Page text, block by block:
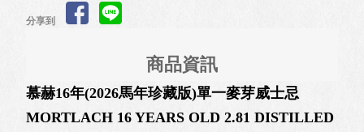
分享到
商品資訊
慕赫16年(2026馬年珍藏版)單一麥芽威士忌
MORTLACH 16 YEARS OLD 2.81 DISTILLED